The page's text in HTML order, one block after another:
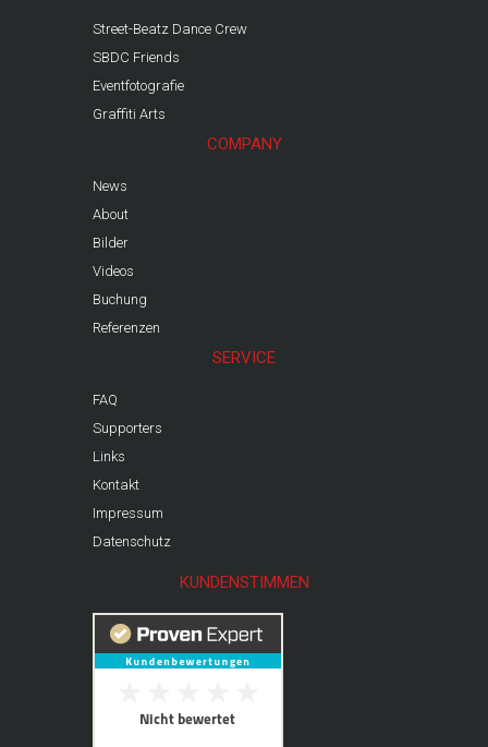
Street-Beatz Dance Crew
SBDC Friends
Eventfotografie
Graffiti Arts
COMPANY
News
About
Bilder
Videos
Buchung
Referenzen
SERVICE
FAQ
Supporters
Links
Kontakt
Impressum
Datenschutz
KUNDENSTIMMEN